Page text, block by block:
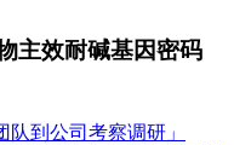
主效耐碱基因密码
到公司考察调研」